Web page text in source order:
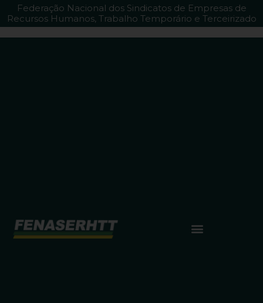
Federação Nacional dos Sindicatos de Empresas de
Recursos Humanos, Trabalho Temporário e Terceirizado